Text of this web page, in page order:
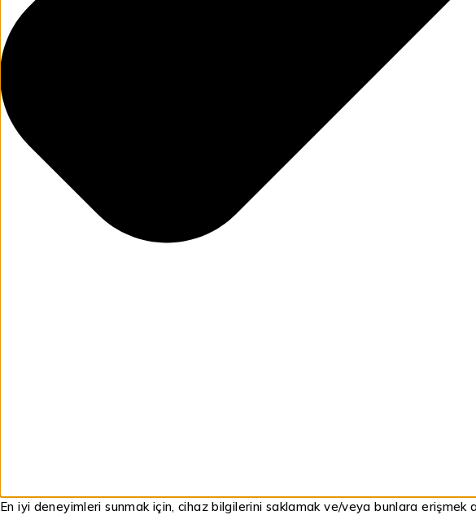
En iyi deneyimleri sunmak için, cihaz bilgilerini saklamak ve/veya bunlara